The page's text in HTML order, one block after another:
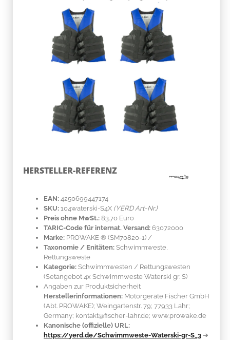
HERSTELLER-REFERENZ
EAN: 4250699447174
SKU: 104waterski-S4X (YERD Art-Nr.)
Preis ohne MwSt.: 83.70 Euro
TARIC-Code für internat. Versand: 63072000
Marke: PROWAKE ® (SM70820-1) /
Taxonomie / Enitäten: Schwimmweste,
Rettungsweste
Kategorie: Schwimmwesten / Rettungswesten
(Setangebot 4x Schwimmweste Waterski gr. S)
Angaben zur Produktsicherheit
Herstellerinformationen: Motorgeräte Fischer GmbH
(Abt. PROWAKE); Weingartenstr. 79; 77933 Lahr;
Germany; kontakt@fischer-lahr.de; www.prowake.de
Kanonische (offizielle) URL:
https://yerd.de/Schwimmweste-Waterski-gr-S_3 ➔